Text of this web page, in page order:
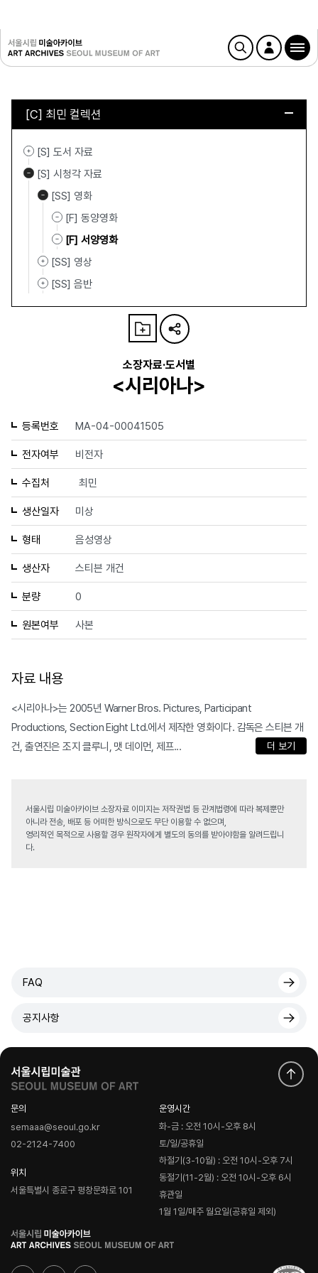
[C] 최민 컬렉션
[S] 도서 자료
[S] 시청각 자료
[SS] 영화
[F] 동양영화
[F] 서양영화
[SS] 영상
[SS] 음반
소장자료·도서별
<시리아나>
등록번호 MA-04-00041505
전자여부 비전자
수집처 최민
생산일자 미상
형태 음성영상
생산자 스티븐 개건
분량 0
원본여부 사본
자료 내용
<시리아나>는 2005년 Warner Bros. Pictures, Participant
Productions, Section Eight Ltd.에서 제작한 영화이다. 감독은 스티븐 개
건, 출연진은 조지 클루니, 맷 데이먼, 제프...
더 보기
서울시립 미술아카이브 소장자료 이미지는 저작권법 등 관계법령에 따라 복제뿐만
아니라 전송, 배포 등 어떠한 방식으로도 무단 이용할 수 없으며,
영리적인 목적으로 사용할 경우 원작자에게 별도의 동의를 받아야함을 알려드립니
다.
FAQ
공지사항
문의
semaaa@seoul.go.kr
02-2124-7400
위치
서울특별시 종로구 평창문화로 101
운영시간
화-금 : 오전 10시-오후 8시
토/일/공휴일
하절기(3-10월) : 오전 10시-오후 7시
동절기(11-2월) : 오전 10시-오후 6시
휴관일
1월 1일/매주 월요일(공휴일 제외)
로
고